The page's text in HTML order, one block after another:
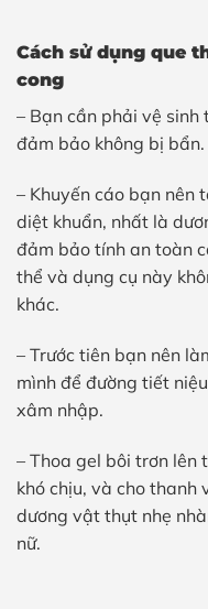
Cách sử dụng que
cong
– Bạn cần phải vệ
đảm bảo không bị bẩn.
– Khuyến cáo bạn nên
diệt khuẩn, nhất là
đảm bảo tính an toàn
thể và dụng cụ này
khác.
– Trước tiên bạn nên
mình để đường tiết
xâm nhập.
– Thoa gel bôi trơn lên
khó chịu, và cho thanh
dương vật thụt nhẹ
nữ.